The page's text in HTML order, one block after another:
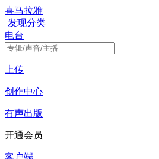
喜马拉雅
发现分类
电台
上传
创作中心
有声出版
开通会员
客户端